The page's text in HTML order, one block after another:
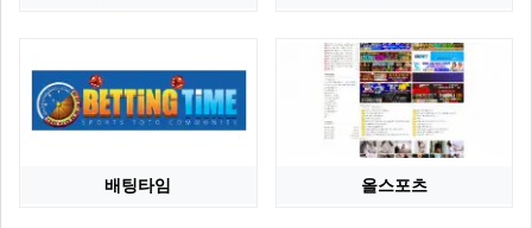
배팅타임 올스포츠